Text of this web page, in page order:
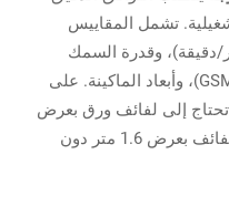
تشمل المقاييس
سرعات الإنتاج (15–80 متر/دقيقة)، وقدرة السمك
القصوى للورق المقوى (150–300 GSM)، وأبعاد الماكينة. على
تحتاج إلى لفائف ورق بعرض
2.8 متر أن تدعم ماكينات مصممة للفائف بعرض 1.6 متر دون